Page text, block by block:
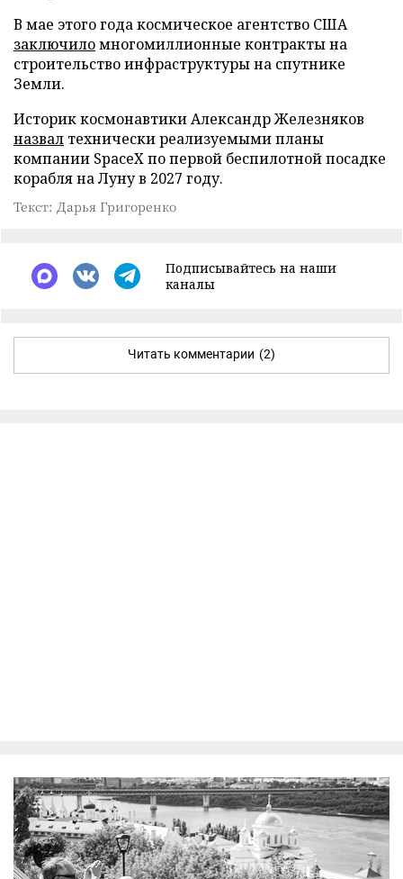
В мае этого года космическое агентство США
заключиломногомиллионные контракты на
строительство инфраструктуры на спутнике
Земли.
Историк космонавтики Александр Железняков
назвал технически реализуемыми планы
компании SpaceX по первой беспилотной посадке
корабля на Луну в 2027 году.
Текст: Дарья Григоренко
Подписывайтесь на наши
каналы
Читать комментарии (2)